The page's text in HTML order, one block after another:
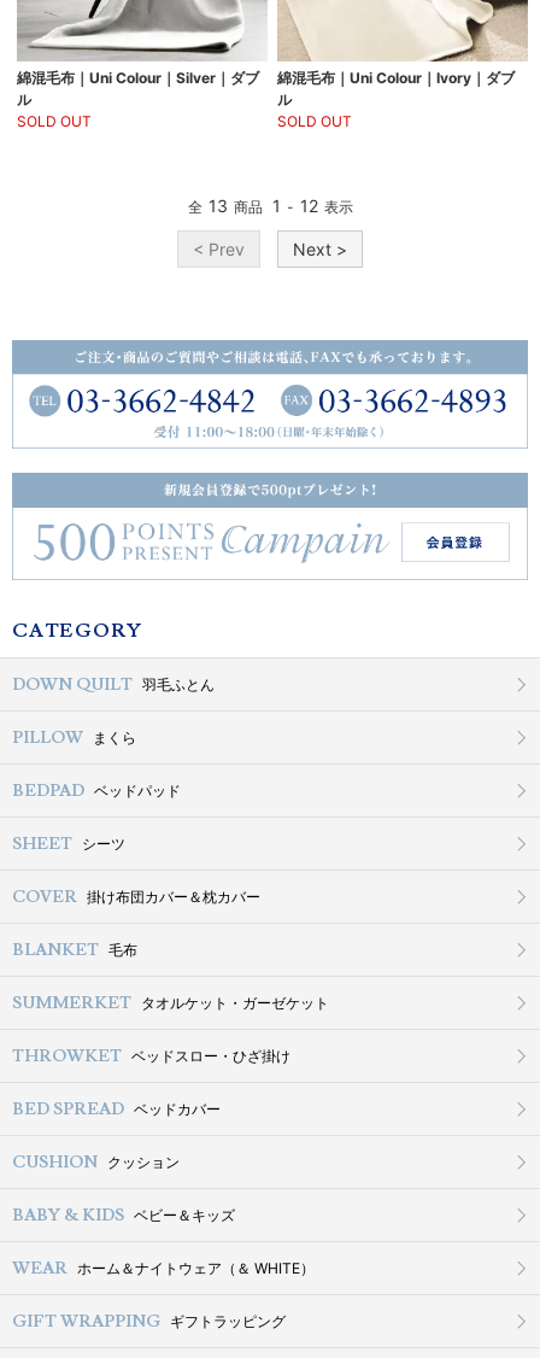
綿混毛布｜Uni Colour｜Silver｜ダブ
ル
SOLD OUT
綿混毛布｜Uni Colour｜Ivory｜ダブ
ル
SOLD OUT
全 13 商品 1 - 12 表示
< Prev Next >
CATEGORY
DOWN QUILT 羽毛ふとん
PILLOW まくら
BEDPAD ベッドパッド
SHEET シーツ
COVER 掛け布団カバー＆枕カバー
BLANKET 毛布
SUMMERKET タオルケット・ガーゼケット
THROWKET ベッドスロー・ひざ掛け
BED SPREAD ベッドカバー
CUSHION クッション
BABY & KIDS ベビー＆キッズ
WEAR ホーム＆ナイトウェア（＆ WHITE）
GIFT WRAPPING ギフトラッピング